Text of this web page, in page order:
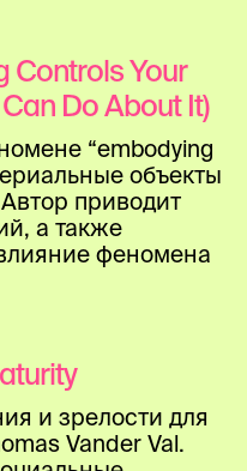
Controls Your
Do About It)
“embodying
объекты
приводит
а также
феномена
и зрелости для
Vander Val.